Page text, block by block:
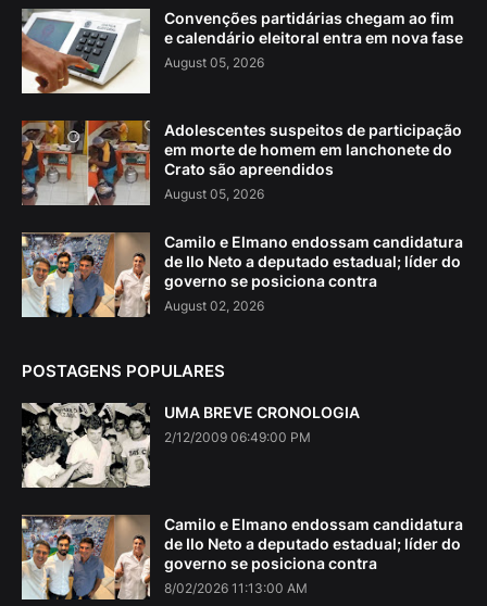
Convenções partidárias chegam ao fim
e calendário eleitoral entra em nova fase
August 05, 2026
Adolescentes suspeitos de participação
em morte de homem em lanchonete do
Crato são apreendidos
August 05, 2026
Camilo e Elmano endossam candidatura
de Ilo Neto a deputado estadual; líder do
governo se posiciona contra
August 02, 2026
POSTAGENS POPULARES
UMA BREVE CRONOLOGIA
2/12/2009 06:49:00 PM
Camilo e Elmano endossam candidatura
de Ilo Neto a deputado estadual; líder do
governo se posiciona contra
8/02/2026 11:13:00 AM